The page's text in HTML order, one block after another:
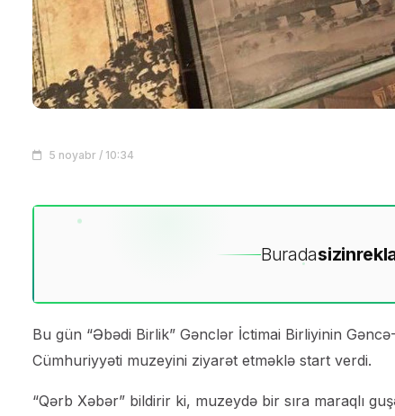
5 noyabr / 10:34
Buradasizin
Bu gün “Əbədi Birlik” Gənclər İctimai Birliyinin
Cümhuriyyəti muzeyini ziyarət etməklə start verdi.
“Qərb Xəbər” bildirir ki, muzeydə bir sıra maraqlı